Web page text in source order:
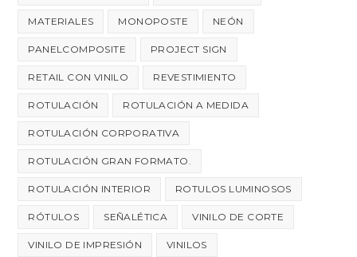
MATERIALES MONOPOSTE NEÓN
PANELCOMPOSITE PROJECT SIGN
RETAIL CON VINILO REVESTIMIENTO
ROTULACIÓN ROTULACIÓN A MEDIDA
ROTULACIÓN CORPORATIVA
ROTULACIÓN GRAN FORMATO.
ROTULACIÓN INTERIOR ROTULOS LUMINOSOS
RÓTULOS SEÑALÉTICA VINILO DE CORTE
VINILO DE IMPRESIÓN VINILOS